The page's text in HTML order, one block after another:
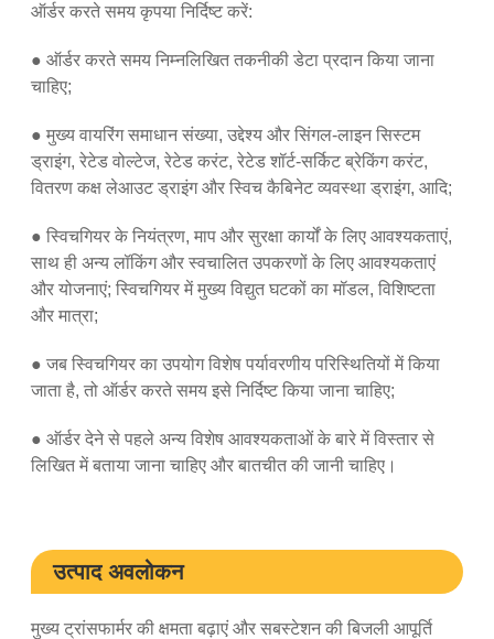
ऑर्डर करते समय कृपया निर्दिष्ट करें:
● ऑर्डर करते समय निम्नलिखित तकनीकी डेटा प्रदान किया जाना
चाहिए;
● मुख्य वायरिंग समाधान संख्या, उद्देश्य और सिंगल-लाइन सिस्टम
ड्राइंग, रेटेड वोल्टेज, रेटेड करंट, रेटेड शॉर्ट-सर्किट ब्रेकिंग करंट,
वितरण कक्ष लेआउट ड्राइंग और स्विच कैबिनेट व्यवस्था ड्राइंग, आदि;
● स्विचगियर के नियंत्रण, माप और सुरक्षा कार्यों के लिए आवश्यकताएं,
साथ ही अन्य लॉकिंग और स्वचालित उपकरणों के लिए आवश्यकताएं
और योजनाएं; स्विचगियर में मुख्य विद्युत घटकों का मॉडल, विशिष्टता
और मात्रा;
● जब स्विचगियर का उपयोग विशेष पर्यावरणीय परिस्थितियों में किया
जाता है, तो ऑर्डर करते समय इसे निर्दिष्ट किया जाना चाहिए;
● ऑर्डर देने से पहले अन्य विशेष आवश्यकताओं के बारे में विस्तार से
लिखित में बताया जाना चाहिए और बातचीत की जानी चाहिए।
उत्पाद अवलोकन
मुख्य ट्रांसफार्मर की क्षमता बढ़ाएं और सबस्टेशन की बिजली आपूर्ति